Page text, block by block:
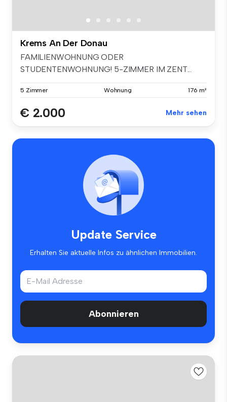
Krems An Der Donau
FAMILIENWOHNUNG ODER
STUDENTENWOHNUNG! 5-ZIMMER IM ZENT...
5 Zimmer Wohnung 176 m²
€ 2.000 Mehr sehen
Update Service
Erhalten Sie aktuelle Infos zu ähnlichen Immobilien.
Abonnieren